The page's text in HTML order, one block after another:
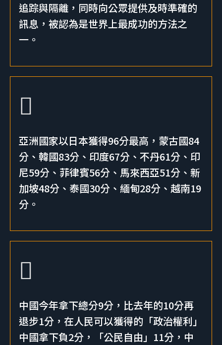
追踪與隔離，同時向公眾提供及時準確的
訊息，被認為是世界上最成功的方法之
一。
亞洲國家以日本獲得96分最高，蒙古國84
分、韓國83分、印度67分、不丹61分、印
尼59分、菲律賓56分、馬來西亞51分、新
加坡48分、泰國30分、緬甸28分、越南19
分。
中國今年拿下總分9分，比去年的10分再
退步1分，在人民可以獲得的「政治權利」
中國拿下負2分，「公民自由」11分，中